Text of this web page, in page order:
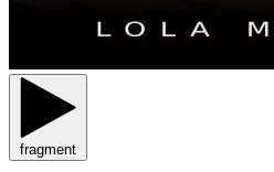
fragment